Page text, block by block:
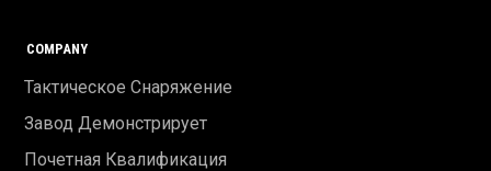
COMPANY
Тактическое Снаряжение
Завод Демонстрирует
Почетная Квалификация